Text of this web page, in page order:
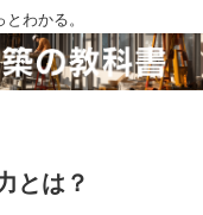
わかる。
とは？